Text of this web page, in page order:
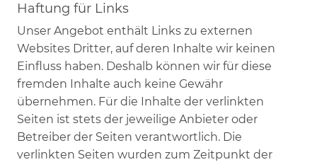
Haftung für Links
Unser Angebot enthält Links zu externen
Websites Dritter, auf deren Inhalte wir keinen
Einfluss haben. Deshalb können wir für diese
fremden Inhalte auch keine Gewähr
übernehmen. Für die Inhalte der verlinkten
Seiten ist stets der jeweilige Anbieter oder
Betreiber der Seiten verantwortlich. Die
verlinkten Seiten wurden zum Zeitpunkt der